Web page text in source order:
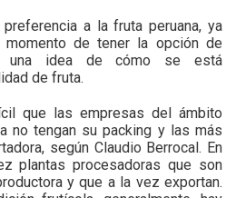
a la fruta peruana, ya
de tener la opción de
una idea de cómo se está
de fruta.
que las empresas del ámbito
no tengan su packing y las más
según Claudio Berrocal. En
plantas procesadoras que son
y que a la vez exportan.